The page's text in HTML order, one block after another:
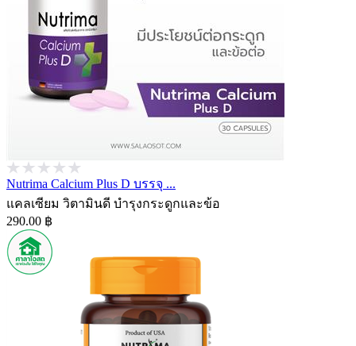
Nutrima Calcium Plus D บรรจุ ...
แคลเซียม วิตามินดี บำรุงกระดูกและข้อ
290.00 ฿